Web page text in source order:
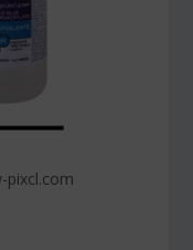
pixcl.com